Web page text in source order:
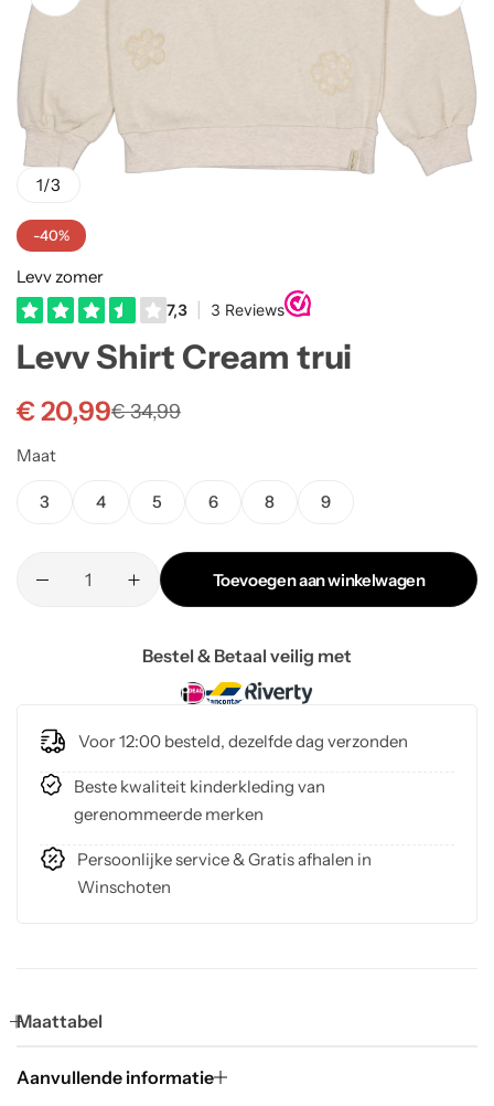
1/3
-40%
Levv zomer
Levv Shirt Cream trui
€34,99
€20,99
Maat
3 4 5 6 8 9
Toevoegen aan winkelwagen
Bestel & Betaal veilig met
Voor 12:00 besteld, dezelfde dag verzonden
Beste kwaliteit kinderkleding van
gerenommeerde merken
Persoonlijke service & Gratis afhalen in
Winschoten
Maattabel
Aanvullende informatie
Truien
Rokjes
T-shirts meisjes
Truien Meisjes
Vesten meisjes
Rellix Zomer
Quapi zomer
Like Flo zomer